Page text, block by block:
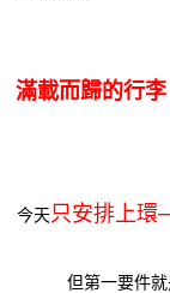
滿載而歸的行
今天只安排上環
但第一要件